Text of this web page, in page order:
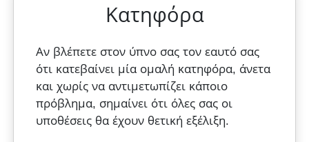
Κατηφόρα
Αν βλέπετε στον ύπνο σας τον εαυτό σας
ότι κατεβαίνει μία ομαλή κατηφόρα, άνετα
και χωρίς να αντιμετωπίζει κάποιο
πρόβλημα, σημαίνει ότι όλες σας οι
υποθέσεις θα έχουν θετική εξέλιξη.